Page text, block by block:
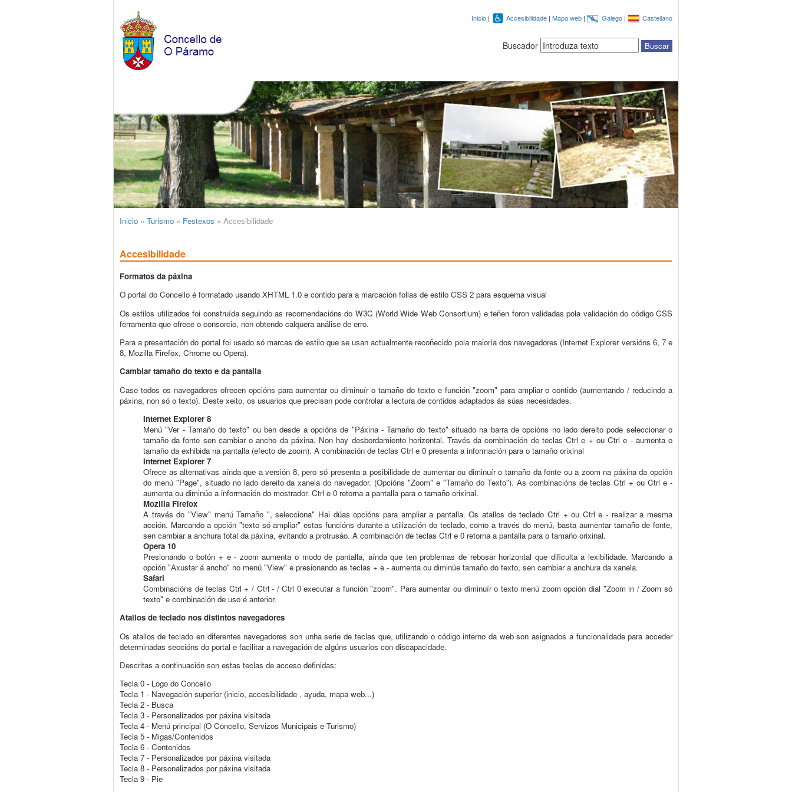
Inicio | Accesibilidade | Mapa web | Galego | Castellano
Buscador
Inicio » Turismo » Festexos » Accesibilidade
Accesibilidade
Formatos da páxina
O portal do Concello é formatado usando XHTML 1.0 e contido para a marcación follas de estilo CSS 2 para esquema visual
Os estilos utilizados foi construída seguindo as recomendacións do W3C (World Wide Web Consortium) e teñen foron validadas pola validación do código CSS
ferramenta que ofrece o consorcio, non obtendo calquera análise de erro.
Para a presentación do portal foi usado só marcas de estilo que se usan actualmente recoñecido pola maioría dos navegadores (Internet Explorer versións 6, 7 e
8, Mozilla Firefox, Chrome ou Opera).
Cambiar tamaño do texto e da pantalla
Case todos os navegadores ofrecen opcións para aumentar ou diminuír o tamaño do texto e función "zoom" para ampliar o contido (aumentando / reducindo a
páxina, non só o texto). Deste xeito, os usuarios que precisan pode controlar a lectura de contidos adaptados ás súas necesidades.
Internet Explorer 8
Menú "Ver - Tamaño do texto" ou ben desde a opcións de "Páxina - Tamaño do texto" situado na barra de opcións no lado dereito pode seleccionar o
tamaño da fonte sen cambiar o ancho da páxina. Non hay desbordamiento horizontal. Través da combinación de teclas Ctrl e + ou Ctrl e - aumenta o
tamaño da exhibida na pantalla (efecto de zoom). A combinación de teclas Ctrl e 0 presenta a información para o tamaño orixinal
Internet Explorer 7
Ofrece as alternativas aínda que a versión 8, pero só presenta a posibilidade de aumentar ou diminuír o tamaño da fonte ou a zoom na páxina da opción
do menú "Page", situado no lado dereito da xanela do navegador. (Opcións "Zoom" e "Tamaño do Texto"). As combinacións de teclas Ctrl + ou Ctrl e -
aumenta ou diminúe a información do mostrador. Ctrl e 0 retorna a pantalla para o tamaño orixinal.
Mozilla Firefox
A través do "View" menú Tamaño ", selecciona" Hai dúas opcións para ampliar a pantalla. Os atallos de teclado Ctrl + ou Ctrl e - realizar a mesma
acción. Marcando a opción "texto só ampliar" estas funcións durante a utilización do teclado, como a través do menú, basta aumentar tamaño de fonte,
sen cambiar a anchura total da páxina, evitando a protrusão. A combinación de teclas Ctrl e 0 retorna a pantalla para o tamaño orixinal.
Opera 10
Presionando o botón + e - zoom aumenta o modo de pantalla, aínda que ten problemas de rebosar horizontal que dificulta a lexibilidade. Marcando a
opción "Axustar á ancho" no menú "View" e presionando as teclas + e - aumenta ou diminúe tamaño do texto, sen cambiar a anchura da xanela.
Safari
Combinacións de teclas Ctrl + / Ctrl - / Ctrl 0 executar a función "zoom". Para aumentar ou diminuír o texto menú zoom opción dial "Zoom in / Zoom só
texto" e combinación de uso é anterior.
Atallos de teclado nos distintos navegadores
Os atallos de teclado en diferentes navegadores son unha serie de teclas que, utilizando o código interno da web son asignados a funcionalidade para acceder
determinadas seccións do portal e facilitar a navegación de algúns usuarios con discapacidade.
Descritas a continuación son estas teclas de acceso definidas:
Tecla 0 - Logo do Concello
Tecla 1 - Navegación superior (inicio, accesibilidade , ayuda, mapa web...)
Tecla 2 - Busca
Tecla 3 - Personalizados por páxina visitada
Tecla 4 - Menú principal (O Concello, Servizos Municipais e Turismo)
Tecla 5 - Migas/Contenidos
Tecla 6 - Contenidos
Tecla 7 - Personalizados por páxina visitada
Tecla 8 - Personalizados por páxina visitada
Tecla 9 - Pie